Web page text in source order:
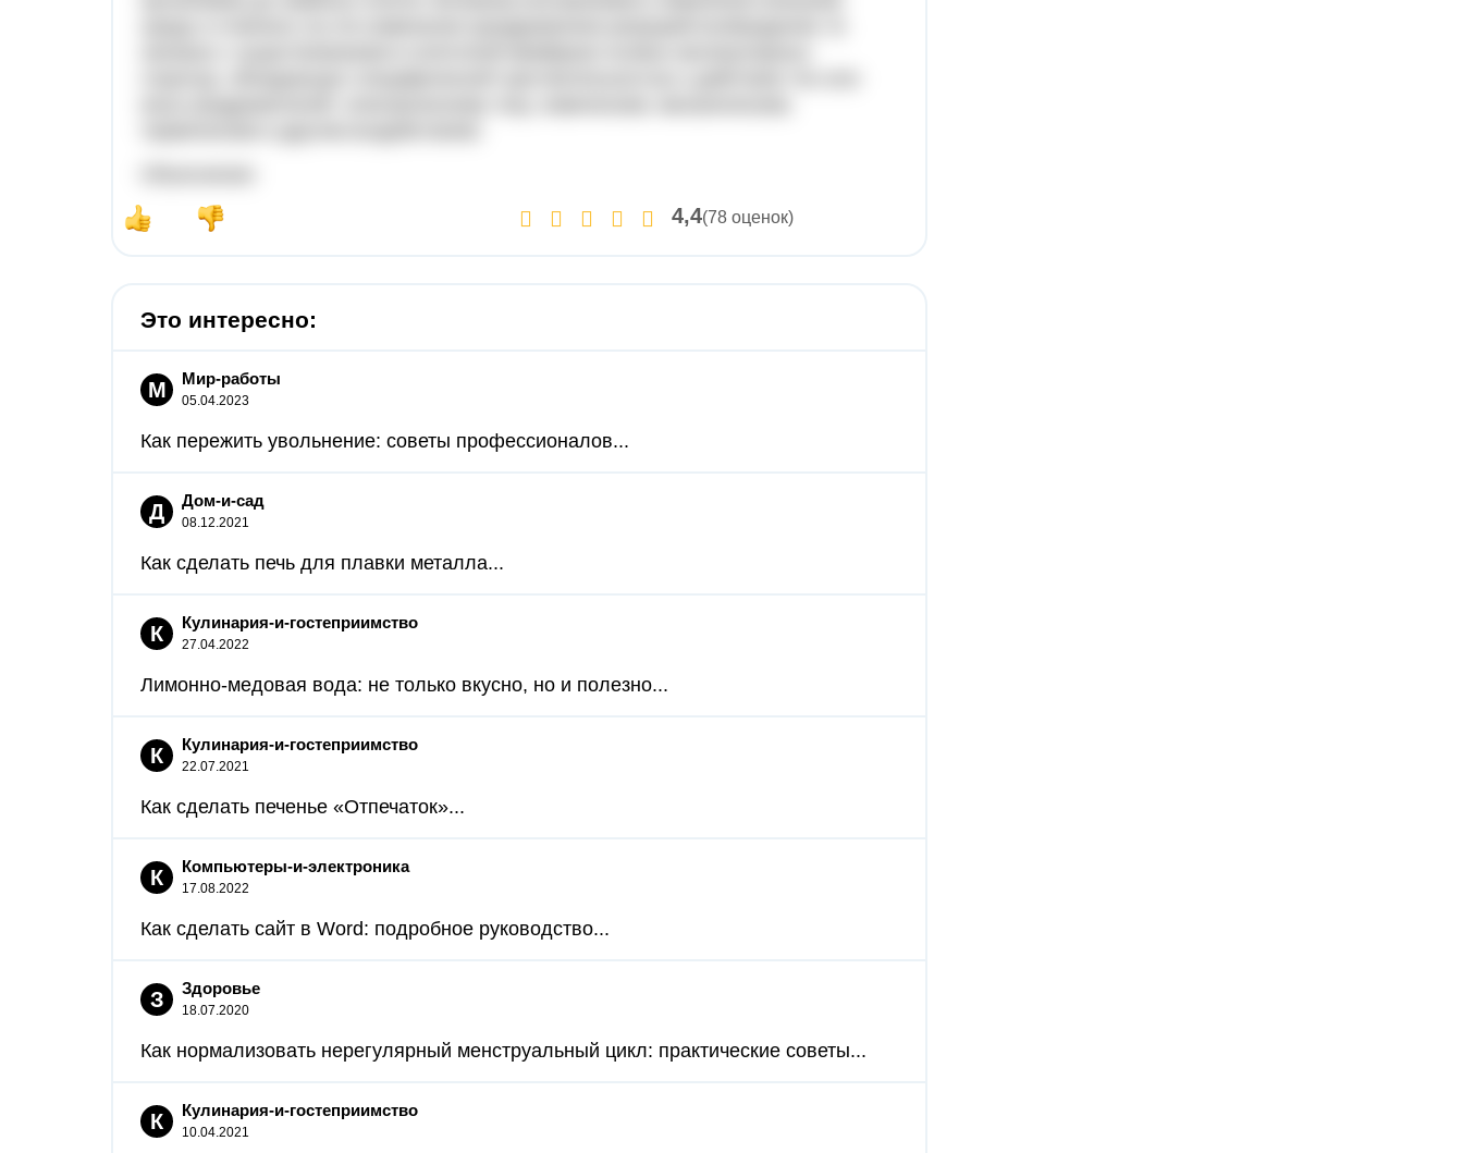
4,4(78 оценок)
Это интересно:
М Мир-работы
05.04.2023
Как пережить увольнение: советы профессионалов...
Д Дом-и-сад
08.12.2021
Как сделать печь для плавки металла...
К Кулинария-и-гостеприимство
27.04.2022
Лимонно-медовая вода: не только вкусно, но и полезно...
К Кулинария-и-гостеприимство
22.07.2021
Как сделать печенье «Отпечаток»...
К Компьютеры-и-электроника
17.08.2022
Как сделать сайт в Word: подробное руководство...
З Здоровье
18.07.2020
Как нормализовать нерегулярный менструальный цикл: практические советы...
К Кулинария-и-гостеприимство
10.04.2021